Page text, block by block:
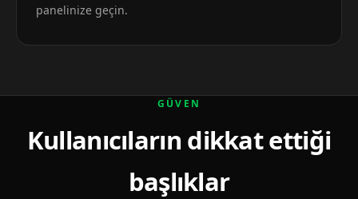
panelinize geçin.
GÜVEN
Kullanıcıların dikkat ettiği
başlıklar